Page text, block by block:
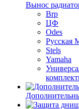
Вынос
Brp
ЦФ
Odes
Русская
Stels
Yamaha